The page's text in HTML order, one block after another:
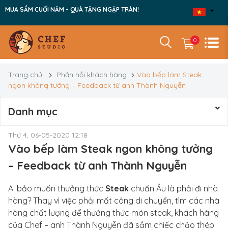
MUA SẮM CUỐI NĂM - QUÀ TẶNG NGẬP TRÀN!
0
Trang chủ Phản hồi khách hàng
Vào bếp làm Steak
ngon không tưởng – Feedback từ anh Thành Nguyễn
Danh mục
Thứ 4, 06-05-2020 12:18
Vào bếp làm Steak ngon không tưởng
– Feedback từ anh Thành Nguyễn
Ai bảo muốn thưởng thức Steak chuẩn Âu là phải đi nhà
hàng? Thay vì việc phải mất công di chuyển, tìm các nhà
hàng chất lượng để thưởng thức món steak, khách hàng
của Chef – anh Thành Nguyễn đã sắm chiếc chảo thép